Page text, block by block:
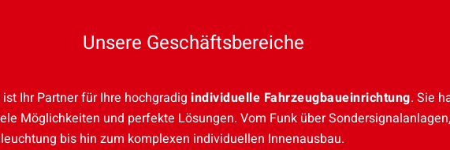
Unsere Geschäftsbereiche
Ihr Partner für Ihre hochgradigindividuelle Fahrzeugbaueinrichtung. Sie
Möglichkeiten und perfekte Lösungen. Vom Funk über
bis hin zum komplexen individuellen Innenausbau.